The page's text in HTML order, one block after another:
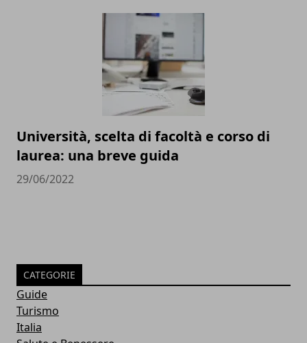
Università, scelta di facoltà e corso di
laurea: una breve guida
29/06/2022
CATEGORIE
Guide
Turismo
Italia